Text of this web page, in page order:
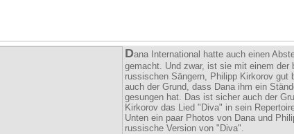
Dana International hatte auch einen
gemacht. Und zwar, ist sie mit einem der
russischen Sängern, Philipp Kirkorov gut
auch der Grund, dass Dana ihm ein
gesungen hat. Das ist sicher auch der
Kirkorov das Lied "Diva" in sein
Unten ein paar Photos von Dana und
russische Version von "Diva".